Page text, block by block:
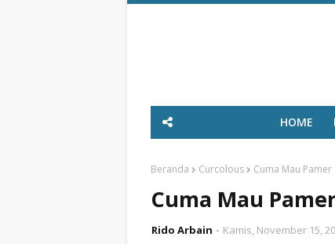
HOME
Beranda Curcolous Cuma Mau Pamer
Cuma Mau
Rido Arbain Kamis, November 15,